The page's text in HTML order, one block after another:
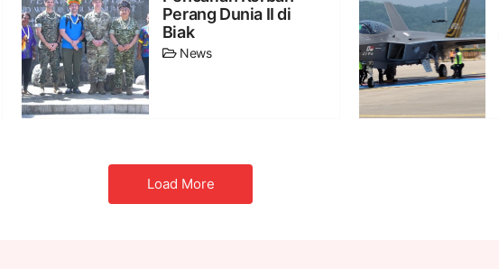
Perang Dunia II di
Biak
News
Load More